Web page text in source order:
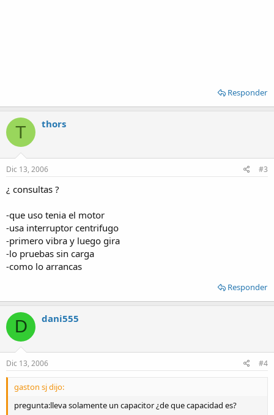
Responder
T thors
Dic 13, 2006 #3
¿ consultas ?
-que uso tenia el motor
-usa interruptor centrifugo
-primero vibra y luego gira
-lo pruebas sin carga
-como lo arrancas
Responder
D dani555
Dic 13, 2006 #4
gaston sj dijo:
pregunta:lleva solamente un capacitor ¿de que capacidad es?